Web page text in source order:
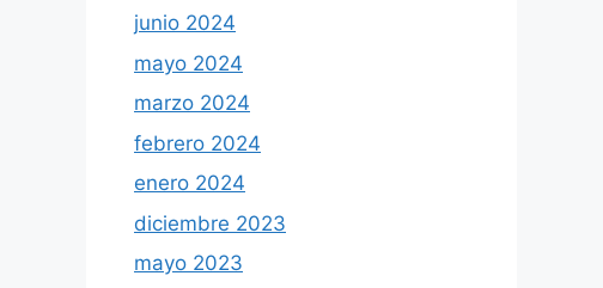
junio 2024
mayo 2024
marzo 2024
febrero 2024
enero 2024
diciembre 2023
mayo 2023